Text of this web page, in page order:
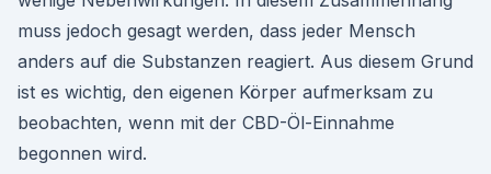
muss jedoch gesagt werden, dass jeder Mensch
anders auf die Substanzen reagiert. Aus diesem Grund
ist es wichtig, den eigenen Körper aufmerksam zu
beobachten, wenn mit der CBD-Öl-Einnahme
begonnen wird.